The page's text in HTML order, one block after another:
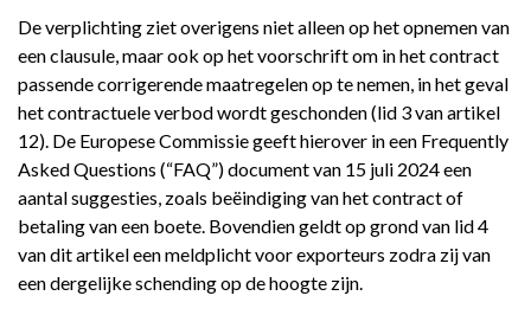
De verplichting ziet overigens niet alleen op het opnemen van
een clausule, maar ook op het voorschrift om in het contract
passende corrigerende maatregelen op te nemen, in het geval
het contractuele verbod wordt geschonden (lid 3 van artikel
12). De Europese Commissie geeft hierover in een Frequently
Asked Questions (“FAQ”) document van 15 juli 2024 een
aantal suggesties, zoals beëindiging van het contract of
betaling van een boete. Bovendien geldt op grond van lid 4
van dit artikel een meldplicht voor exporteurs zodra zij van
een dergelijke schending op de hoogte zijn.